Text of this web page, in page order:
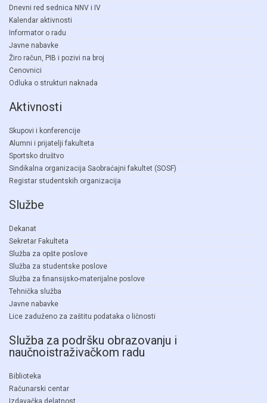
Dnevni red sednica NNV i IV
Kalendar aktivnosti
Informator o radu
Javne nabavke
Žiro račun, PIB i pozivi na broj
Cenovnici
Odluka o strukturi naknada
Aktivnosti
Skupovi i konferencije
Alumni i prijatelji fakulteta
Sportsko društvo
Sindikalna organizacija Saobraćajni fakultet (SOSF)
Registar studentskih organizacija
Službe
Dekanat
Sekretar Fakulteta
Služba za opšte poslove
Služba za studentske poslove
Služba za finansijsko-materijalne poslove
Tehnička služba
Javne nabavke
Lice zaduženo za zaštitu podataka o ličnosti
Služba za podršku obrazovanju i
naučnoistraživačkom radu
Biblioteka
Računarski centar
Izdavačka delatnost